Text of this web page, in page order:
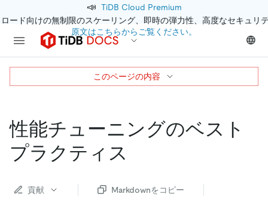
📣 TiDB Cloud Premium
ード向けの無制限のスケーリング、即時の弾力性、高度なセキュリ
原文はこちらからご覧ください。
性能チューニングのベスト
プラクティス
貢献
Markdownをコピー
このページの内容